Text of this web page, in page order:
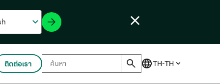
ติดต่อเรา